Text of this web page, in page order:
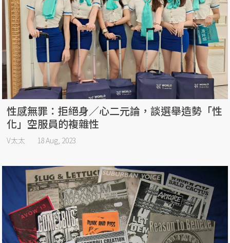
性感無罪：拒絕身／心二元論，談選舉造勢「性
化」空服員的複雜性
V太太 18 Aug, 2023